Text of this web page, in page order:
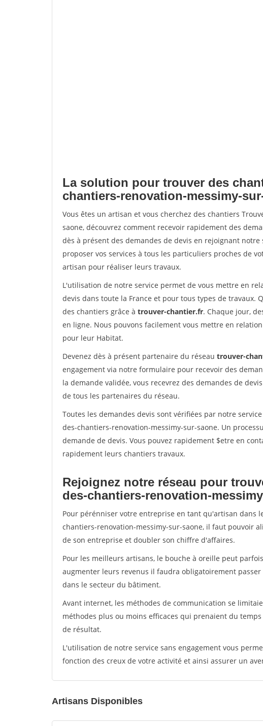
La solution pour trouver des
chantiers-renovation-messimy-
Vous êtes un artisan et vous cherchez des chantiers
saone, découvrez comment recevoir rapidement des
dès à présent des demandes de devis en rejoignant
proposer vos services à tous les particuliers proches de
artisan pour réaliser leurs travaux.
L'utilisation de notre service permet de vous mettre en
devis dans toute la France et pour tous types de travaux.
des chantiers grâce à trouver-chantier.fr. Chaque jour,
en ligne. Nous pouvons facilement vous mettre en
pour leur Habitat.
Devenez dès à présent partenaire du réseau trouver-
engagement via notre formulaire pour recevoir des
la demande validée, vous recevrez des demandes de
de tous les partenaires du réseau.
Toutes les demandes devis sont vérifiées par notre
des-chantiers-renovation-messimy-sur-saone. Un
demande de devis. Vous pouvez rapidement $etre en
rapidement leurs chantiers travaux.
Rejoignez notre réseau pour
des-chantiers-renovation-
Pour pérénniser votre entreprise en tant qu'artisan dans
chantiers-renovation-messimy-sur-saone, il faut pouvoir
de son entreprise et doubler son chiffre d'affaires.
Pour les meilleurs artisans, le bouche à oreille peut
augmenter leurs revenus il faudra obligatoirement
dans le secteur du bâtiment.
Avant internet, les méthodes de communication se
méthodes plus ou moins efficaces qui prenaient du
de résultat.
L'utilisation de notre service sans engagement vous
fonction des creux de votre activité et ainsi assurer un
Artisans Disponibles